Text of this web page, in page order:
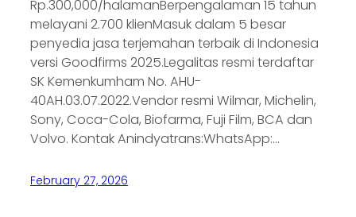
Rp.300,000/halamanBerpengalaman 15 tahun
melayani 2.700 klienMasuk dalam 5 besar
penyedia jasa terjemahan terbaik di Indonesia
versi Goodfirms 2025.Legalitas resmi terdaftar
SK Kemenkumham No. AHU-
40AH.03.07.2022.Vendor resmi Wilmar, Michelin,
Sony, Coca-Cola, Biofarma, Fuji Film, BCA dan
Volvo. Kontak Anindyatrans:WhatsApp:…
February 27, 2026